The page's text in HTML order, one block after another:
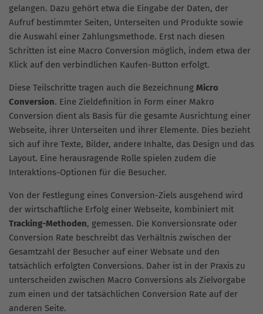
gelangen. Dazu gehört etwa die Eingabe der Daten, der
Aufruf bestimmter Seiten, Unterseiten und Produkte sowie
die Auswahl einer Zahlungsmethode. Erst nach diesen
Schritten ist eine Macro Conversion möglich, indem etwa der
Klick auf den verbindlichen Kaufen-Button erfolgt.
Diese Teilschritte tragen auch die Bezeichnung Micro
Conversion. Eine Zieldefinition in Form einer Makro
Conversion dient als Basis für die gesamte Ausrichtung einer
Webseite, ihrer Unterseiten und ihrer Elemente. Dies bezieht
sich auf ihre Texte, Bilder, andere Inhalte, das Design und das
Layout. Eine herausragende Rolle spielen zudem die
Interaktions-Optionen für die Besucher.
Von der Festlegung eines Conversion-Ziels ausgehend wird
der wirtschaftliche Erfolg einer Webseite, kombiniert mit
Tracking-Methoden, gemessen. Die Konversionsrate oder
Conversion Rate beschreibt das Verhältnis zwischen der
Gesamtzahl der Besucher auf einer Websate und den
tatsächlich erfolgten Conversions. Daher ist in der Praxis zu
unterscheiden zwischen Macro Conversions als Zielvorgabe
zum einen und der tatsächlichen Conversion Rate auf der
anderen Seite.